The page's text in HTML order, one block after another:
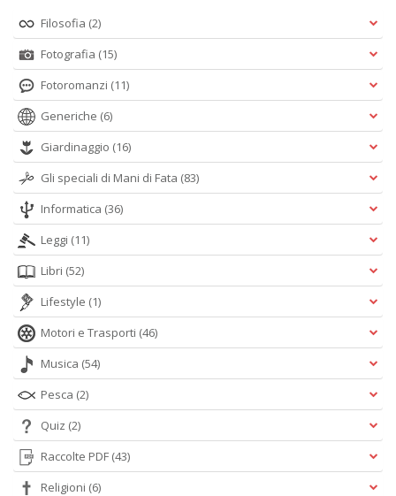
Filosofia (2)
Fotografia (15)
Fotoromanzi (11)
Generiche (6)
Giardinaggio (16)
Gli speciali di Mani di Fata (83)
Informatica (36)
Leggi (11)
Libri (52)
Lifestyle (1)
Motori e Trasporti (46)
Musica (54)
Pesca (2)
Quiz (2)
Raccolte PDF (43)
Religioni (6)